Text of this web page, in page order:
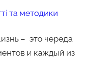
та методики
– это череда
и каждый из